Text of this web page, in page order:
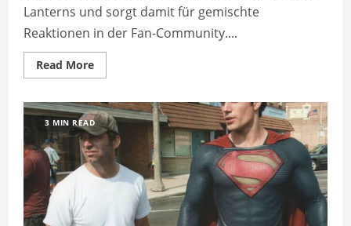
Lanterns und sorgt damit für gemischte
Reaktionen in der Fan-Community....
Read MoreRead
more
zeigt
ersten
Teaser
zur
neuen
DC-
Serie
Lanterns
3 MIN READ